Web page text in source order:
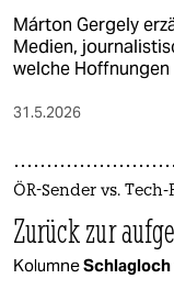
Márton Gergely
Medien,
welche
31.5.2026
ÖR-Sender vs.
Zurück zur
KolumneSchlagloch